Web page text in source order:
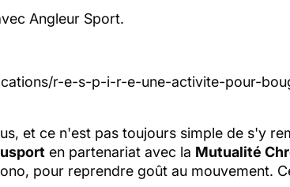
Angleur Sport.
r-e-s-p-i-r-e-une-activite-pour-
et ce n'est pas toujours simple de s'y
en partenariat avec la Mutualité
pour reprendre goût au mouvement.